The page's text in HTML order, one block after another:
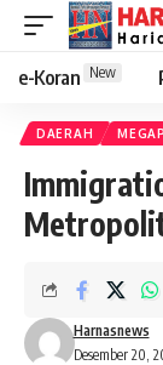
e-Koran New
DAERAH
Desember 20,
Harnasnews